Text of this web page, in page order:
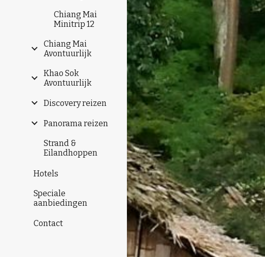
Chiang Mai
Minitrip 12
Chiang Mai
Avontuurlijk
Khao Sok
Avontuurlijk
Discovery reizen
Panorama reizen
Strand &
Eilandhoppen
Hotels
Speciale
aanbiedingen
Contact